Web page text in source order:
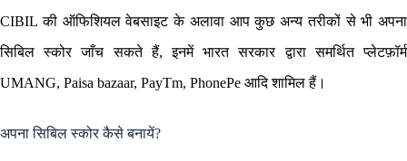
CIBIL की ऑफिशियल वेबसाइट के अलावा आप कुछ अन्य तरीकों से भी अपना
सिबिल स्कोर जाँच सकते हैं, इनमें भारत सरकार द्वारा समर्थित प्लेटफ़ॉर्म
UMANG, Paisa bazaar, PayTm, PhonePe आदि शामिल हैं।
अपना सिबिल स्कोर कैसे बनायें?